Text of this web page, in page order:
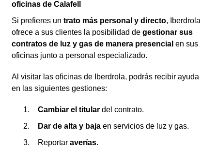
oficinas de Calafell
Si prefieres un trato más personal y directo, Iberdrola
ofrece a sus clientes la posibilidad de gestionar sus
contratos de luz y gas de manera presencial en sus
oficinas junto a personal especializado.
Al visitar las oficinas de Iberdrola, podrás recibir ayuda
en las siguientes gestiones:
Cambiar el titular del contrato.
Dar de alta y baja en servicios de luz y gas.
Reportar averías.